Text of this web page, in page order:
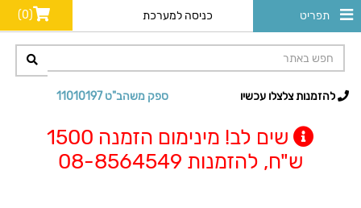
תפריט כניסה למערכת (0)
ספק משהב"ט 11010197 להזמנות צלצלו עכשיו
שים לב! מינימום הזמנה 1500
ש"ח, להזמנות 08-8564549